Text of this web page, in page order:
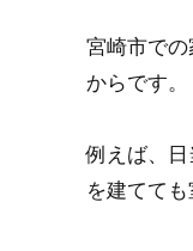
宮崎市で
からです。
例えば、
を建てても